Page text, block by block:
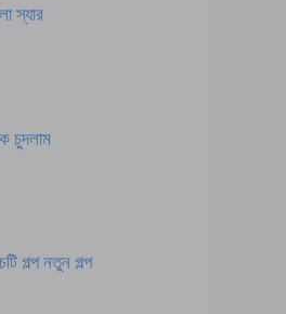
স্যার
চুদলাম
গল্প নতুন গল্প